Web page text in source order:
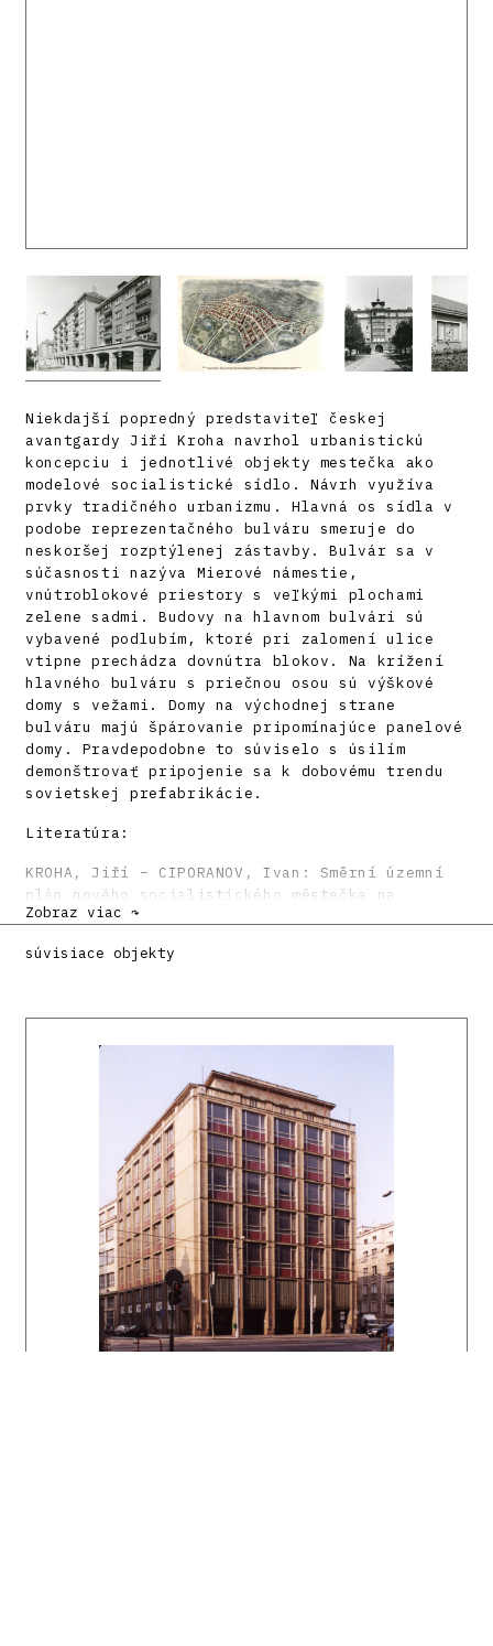
Niekdajší popredný predstaviteľ českej
avantgardy Jiří Kroha navrhol urbanistickú
koncepciu i jednotlivé objekty mestečka ako
modelové socialistické sídlo. Návrh využíva
prvky tradičného urbanizmu. Hlavná os sídla v
podobe reprezentačného bulváru smeruje do
neskoršej rozptýlenej zástavby. Bulvár sa v
súčasnosti nazýva Mierové námestie,
vnútroblokové priestory s veľkými plochami
zelene sadmi. Budovy na hlavnom bulvári sú
vybavené podlubím, ktoré pri zalomení ulice
vtipne prechádza dovnútra blokov. Na krížení
hlavného bulváru s priečnou osou sú výškové
domy s vežami. Domy na východnej strane
bulváru majú špárovanie pripomínajúce panelové
domy. Pravdepodobne to súviselo s úsilím
demonštrovať pripojenie sa k dobovému trendu
sovietskej prefabrikácie.
Literatúra:
KROHA, Jiří – CIPORANOV, Ivan: Směrní územní
plán nového socialistického městečka na
Slovensku. Architektura ČSR 11, 1952, s. 35 –
PLATZER, Monika – SPECHTENHAUSER, Klaus: Jří
Architektúra Slovenska v 20. storočí.
Bratislava, Slovart 2002. 512 s., tu s. 183,
Jiří Kroha v proměnách umění 20. století –
architekt, malíř, designér, teoretik 1893 –
1974. Brno, Era 2007. 486 s.
Zobraz viac ↷
súvisiace objekty